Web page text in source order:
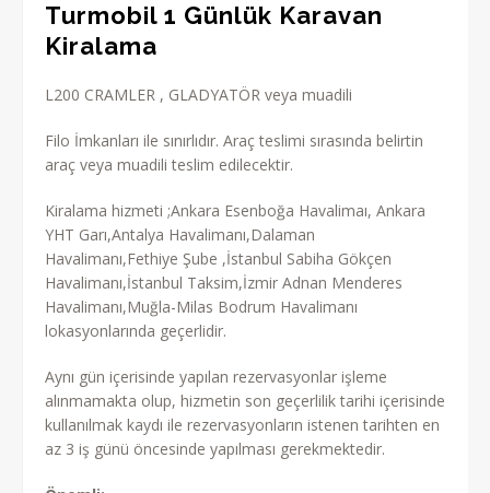
Turmobil 1 Günlük Karavan
Kiralama
L200 CRAMLER , GLADYATÖR veya muadili
Filo İmkanları ile sınırlıdır. Araç teslimi sırasında belirtin
araç veya muadili teslim edilecektir.
Kiralama hizmeti ;Ankara Esenboğa Havalimaı, Ankara
YHT Garı,Antalya Havalimanı,Dalaman
Havalimanı,Fethiye Şube ,İstanbul Sabiha Gökçen
Havalimanı,İstanbul Taksim,İzmir Adnan Menderes
Havalimanı,Muğla-Milas Bodrum Havalimanı
lokasyonlarında geçerlidir.
Aynı gün içerisinde yapılan rezervasyonlar işleme
alınmamakta olup, hizmetin son geçerlilik tarihi içerisinde
kullanılmak kaydı ile rezervasyonların istenen tarihten en
az 3 iş günü öncesinde yapılması gerekmektedir.